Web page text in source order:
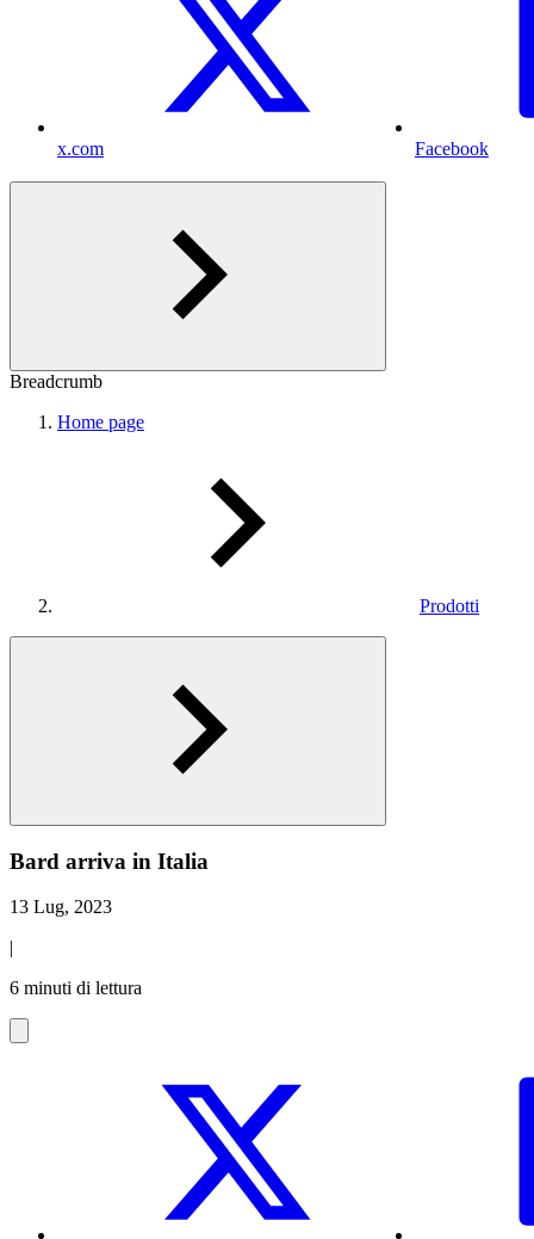
x.com Facebook
Breadcrumb
Home page
Prodotti
Bard arriva in Italia
13 Lug, 2023
|
6 minuti di lettura